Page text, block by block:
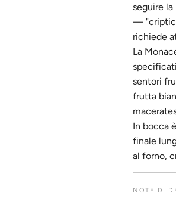
seguire
—
richiede
La
sentori
frutta
In bocca
finale
al forno,
NOTE DI